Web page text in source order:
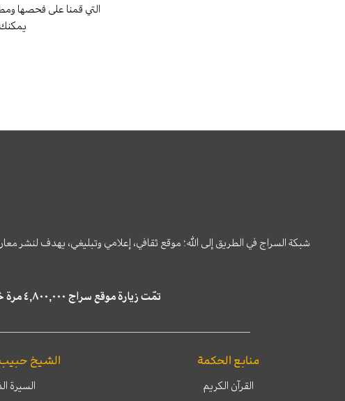
التي قمنا على فحصها
شبكة السراج في الطريق إلى الله؛ موقع ثقافي، إعلامي وتبليغي، يهدف لنشر
تمّت زيارة موقع سراج ٤,٨٠٠,٠٠٠ مرة خلال الستة أشهر الماضية، كما ظهر في نتائج البحث في محركات البحث٢٢,٢٩٠,٠٠٠ مرّة.
منابع الحكمة
القرآن الكريم
الشيخ
السيرة